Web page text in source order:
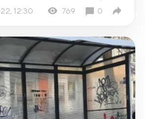
12:30 769 0